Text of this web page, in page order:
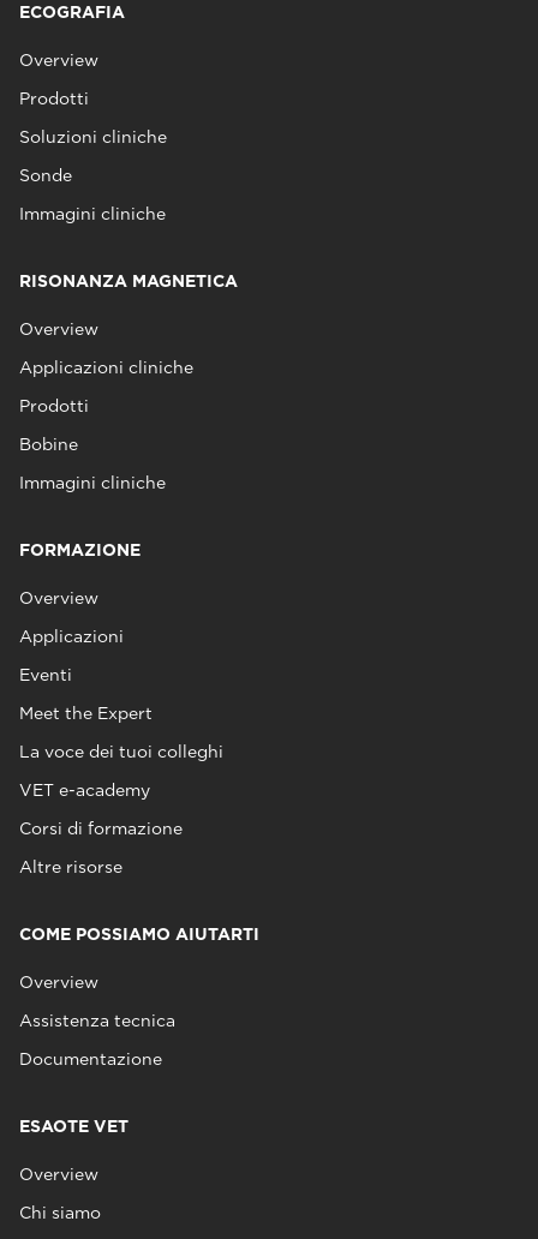
ECOGRAFIA
Overview
Prodotti
Soluzioni cliniche
Sonde
Immagini cliniche
RISONANZA MAGNETICA
Overview
Applicazioni cliniche
Prodotti
Bobine
Immagini cliniche
FORMAZIONE
Overview
Applicazioni
Eventi
Meet the Expert
La voce dei tuoi colleghi
VET e-academy
Corsi di formazione
Altre risorse
COME POSSIAMO AIUTARTI
Overview
Assistenza tecnica
Documentazione
ESAOTE VET
Overview
Chi siamo